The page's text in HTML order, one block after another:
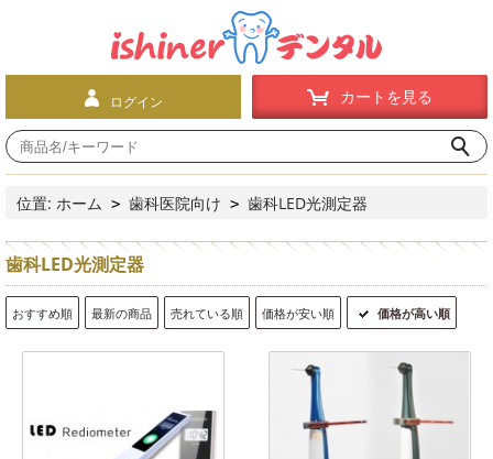
ログイン カートを見る
位置: ホーム > 歯科医院向け > 歯科LED光測定器
歯科LED光測定器
おすすめ順 最新の商品 売れている順 価格が安い順 価格が高い順